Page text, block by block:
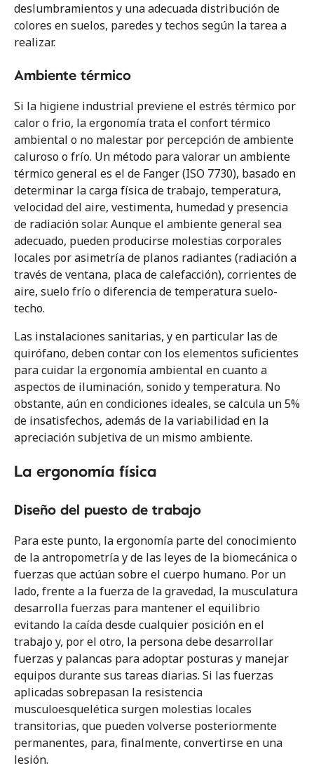
Todos los derechos reservados. Queda prohibida la reproducción total
deslumbramientos y una adecuada distribución de
colores en suelos, paredes y techos según la tarea a
realizar.
Ambiente térmico
Si la higiene industrial previene el estrés térmico por
calor o frio, la ergonomía trata el confort térmico
ambiental o no malestar por percepción de ambiente
caluroso o frío. Un método para valorar un ambiente
térmico general es el de Fanger (ISO 7730), basado en
determinar la carga física de trabajo, temperatura,
velocidad del aire, vestimenta, humedad y presencia
de radiación solar. Aunque el ambiente general sea
adecuado, pueden producirse molestias corporales
locales por asimetría de planos radiantes (radiación a
través de ventana, placa de calefacción), corrientes de
aire, suelo frío o diferencia de temperatura suelo-
techo.
Las instalaciones sanitarias, y en particular las de
quirófano, deben contar con los elementos suficientes
para cuidar la ergonomía ambiental en cuanto a
aspectos de iluminación, sonido y temperatura. No
obstante, aún en condiciones ideales, se calcula un 5%
de insatisfechos, además de la variabilidad en la
apreciación subjetiva de un mismo ambiente.
La ergonomía física
Diseño del puesto de trabajo
Para este punto, la ergonomía parte del conocimiento
de la antropometría y de las leyes de la biomecánica o
fuerzas que actúan sobre el cuerpo humano. Por un
lado, frente a la fuerza de la gravedad, la musculatura
desarrolla fuerzas para mantener el equilibrio
evitando la caída desde cualquier posición en el
trabajo y, por el otro, la persona debe desarrollar
fuerzas y palancas para adoptar posturas y manejar
equipos durante sus tareas diarias. Si las fuerzas
aplicadas sobrepasan la resistencia
musculoesquelética surgen molestias locales
transitorias, que pueden volverse posteriormente
permanentes, para, finalmente, convertirse en una
lesión.